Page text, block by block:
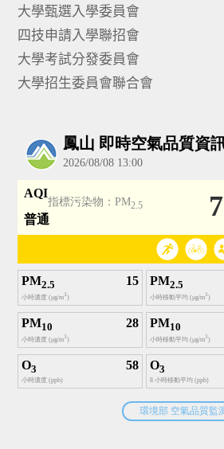
大學甄選入學委員會
四技申請入學聯招會
大學考試分發委員會
大學招生委員會聯合會